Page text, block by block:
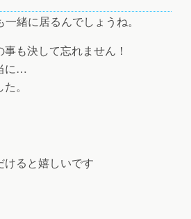
緒に居るんでしょうね。
も決して忘れません！
に…
。
ると嬉しいです